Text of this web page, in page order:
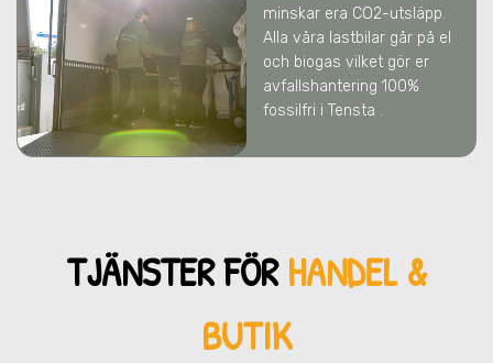
minskar era CO2-utsläpp.
Alla våra lastbilar går på el
och biogas vilket gör er
avfallshantering 100%
fossilfri i Tensta .
TJÄNSTER FÖRHANDEL &
BUTIK